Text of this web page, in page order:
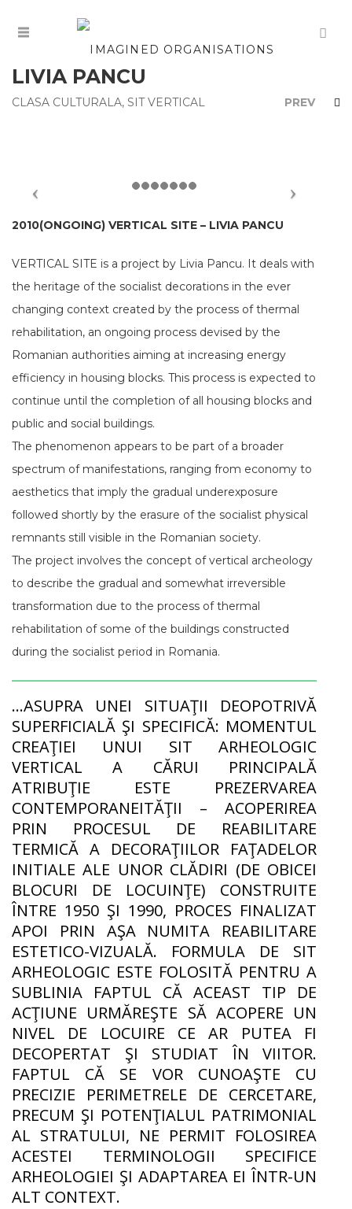
LIVIA PANCU
CLASA CULTURALA, SIT VERTICAL PREV
2010(ONGOING) VERTICAL SITE – LIVIA PANCU
VERTICAL SITE is a project by Livia Pancu. It deals with
the heritage of the socialist decorations in the ever
changing context created by the process of thermal
rehabilitation, an ongoing process devised by the
Romanian authorities aiming at increasing energy
efficiency in housing blocks. This process is expected to
continue until the completion of all housing blocks and
public and social buildings.
The phenomenon appears to be part of a broader
spectrum of manifestations, ranging from economy to
aesthetics that imply the gradual underexposure
followed shortly by the erasure of the socialist physical
remnants still visible in the Romanian society.
The project involves the concept of vertical archeology
to describe the gradual and somewhat irreversible
transformation due to the process of thermal
rehabilitation of some of the buildings constructed
during the socialist period in Romania.
…ASUPRA UNEI SITUAŢII DEOPOTRIVĂ
SUPERFICIALĂ ŞI SPECIFICĂ: MOMENTUL
CREAŢIEI UNUI SIT ARHEOLOGIC
VERTICAL A CĂRUI PRINCIPALĂ
ATRIBUŢIE ESTE PREZERVAREA
CONTEMPORANEITĂŢII – ACOPERIREA
PRIN PROCESUL DE REABILITARE
TERMICĂ A DECORAŢIILOR FAŢADELOR
INITIALE ALE UNOR CLĂDIRI (DE OBICEI
BLOCURI DE LOCUINŢE) CONSTRUITE
ÎNTRE 1950 ŞI 1990, PROCES FINALIZAT
APOI PRIN AŞA NUMITA REABILITARE
ESTETICO-VIZUALĂ. FORMULA DE SIT
ARHEOLOGIC ESTE FOLOSITĂ PENTRU A
SUBLINIA FAPTUL CĂ ACEAST TIP DE
ACŢIUNE URMĂREŞTE SĂ ACOPERE UN
NIVEL DE LOCUIRE CE AR PUTEA FI
DECOPERTAT ŞI STUDIAT ÎN VIITOR.
FAPTUL CĂ SE VOR CUNOAŞTE CU
PRECIZIE PERIMETRELE DE CERCETARE,
PRECUM ŞI POTENŢIALUL PATRIMONIAL
AL STRATULUI, NE PERMIT FOLOSIREA
ACESTEI TERMINOLOGII SPECIFICE
ARHEOLOGIEI ŞI ADAPTAREA EI ÎNTR-UN
ALT CONTEXT.